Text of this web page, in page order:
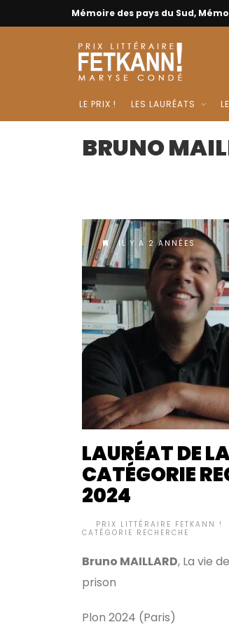
Mémoire des pays du Sud,
LE PRIX ! LES LAURÉATS
BRUNO
IL Y A 2 ANNÉES
LAURÉAT DE
CATÉGORIE
2024
PRIX LITTÉRAIRE FETKANN !
CATÉGORIE RECHERCHE
Bruno MAILLARD, La vie
prison
Plon 2024 (Paris)